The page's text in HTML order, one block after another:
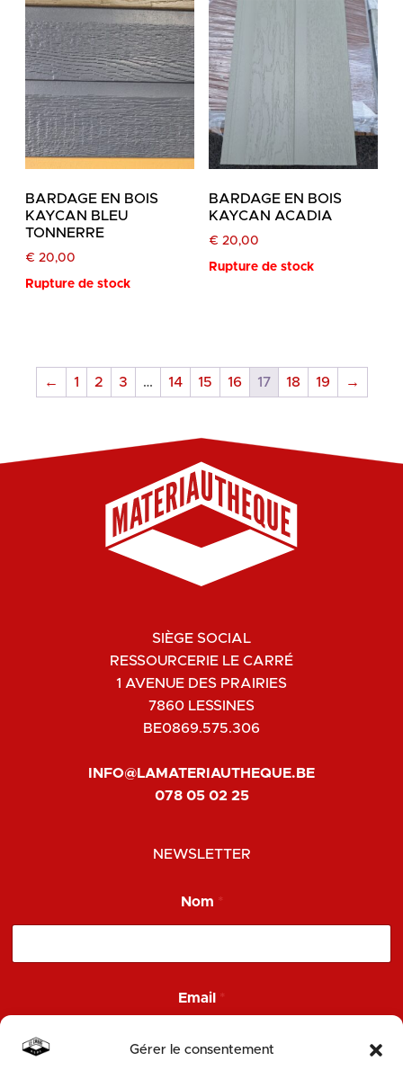
Gérer le consentement
BARDAGE EN BOIS
KAYCAN BLEU
TONNERRE
€ 20,00
Rupture de stock
BARDAGE EN BOIS
KAYCAN ACADIA
€ 20,00
Rupture de stock
← 1 2 3 … 14 15 16 17 18 19 →
SIÈGE SOCIAL
RESSOURCERIE LE CARRÉ
1 AVENUE DES PRAIRIES
7860 LESSINES
BE0869.575.306
INFO@LAMATERIAUTHEQUE.BE
078 05 02 25
NEWSLETTER
*
*
Nom *
Email *